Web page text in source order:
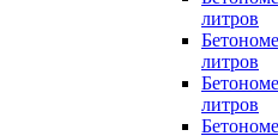
литров
литров
литров